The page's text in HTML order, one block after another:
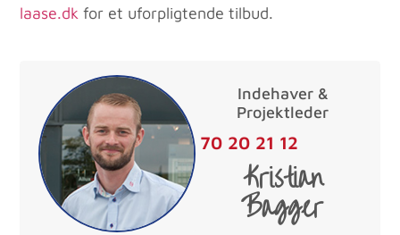
laase.dk for et uforpligtende tilbud.
Indehaver &
Projektleder
70 20 21 12
Kristian
Bagger